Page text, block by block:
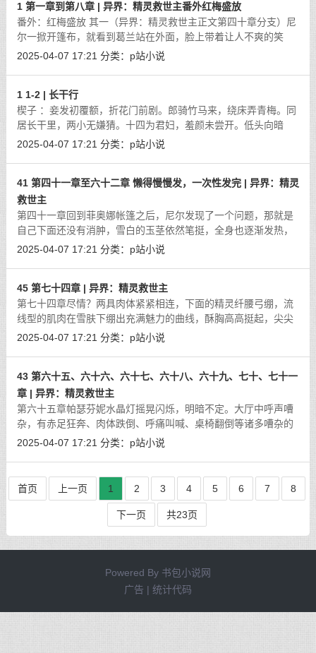
1 第一章到第八章 | 异界：精灵救世主番外红梅盛放
番外：红梅盛放 其一（异界：精灵救世主正文第四十章分支）尼
尔一掀开篷布，就看到葛兰站在外面，脸上带着让人不爽的笑
容，尼尔柳眉微蹙，冷冷地看着他道：“你挡在这里干嘛？”见葛
2025-04-07 17:21 分类： p站小说
1 1-2 | 长干行
楔子 ：妾发初覆额，折花门前剧。郎骑竹马来，绕床弄青梅。同
居长干里，两小无嫌猜。十四为君妇，羞颜未尝开。低头向暗
壁，千唤不一回。十五始展眉，愿同尘与灰。常存抱柱信，岂上
2025-04-07 17:21 分类： p站小说
41 第四十一章至六十二章 懒得慢慢发，一次性发完 | 异界：精灵
救世主
第四十一章回到菲奥娜帐篷之后，尼尔发现了一个问题，那就是
自己下面还没有消肿，雪白的玉茎依然笔挺，全身也逐渐发热，
尼尔心底暗骂道：“那家伙的药丸果然不仅仅只是让人浑身瘫软，
2025-04-07 17:21 分类： p站小说
45 第七十四章 | 异界：精灵救世主
第七十四章尽情？两具肉体紧紧相连，下面的精灵纤腰弓绷，流
线型的肌肉在雪肤下绷出充满魅力的曲线，酥胸高高挺起，尖尖
乳丘上嫣红的乳蒂连同着乳肉一起颤抖，仿佛不堪承受巨物的贯
2025-04-07 17:21 分类： p站小说
43 第六十五、六十六、六十七、六十八、六十九、七十、七十一
章 | 异界：精灵救世主
第六十五章帕瑟芬妮水晶灯摇晃闪烁，明暗不定。大厅中呼声嘈
杂，有赤足狂奔、肉体跌倒、呼痛叫喊、桌椅翻倒等诸多嘈杂的
声音。贵族还有议员慌忙的从蜜穴中抽出肉棒，径直冲向大门或
2025-04-07 17:21 分类： p站小说
首页 上一页 1 2 3 4 5 6 7 8
下一页 共23页
Powered By 书包小说网
广告 | 统计代码